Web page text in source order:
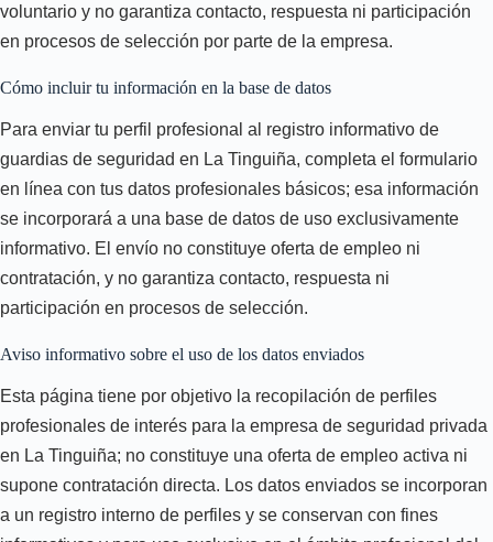
voluntario y no garantiza contacto, respuesta ni participación
en procesos de selección por parte de la empresa.
Cómo incluir tu información en la base de datos
Para enviar tu perfil profesional al registro informativo de
guardias de seguridad en La Tinguiña, completa el formulario
en línea con tus datos profesionales básicos; esa información
se incorporará a una base de datos de uso exclusivamente
informativo. El envío no constituye oferta de empleo ni
contratación, y no garantiza contacto, respuesta ni
participación en procesos de selección.
Aviso informativo sobre el uso de los datos enviados
Esta página tiene por objetivo la recopilación de perfiles
profesionales de interés para la empresa de seguridad privada
en La Tinguiña; no constituye una oferta de empleo activa ni
supone contratación directa. Los datos enviados se incorporan
a un registro interno de perfiles y se conservan con fines